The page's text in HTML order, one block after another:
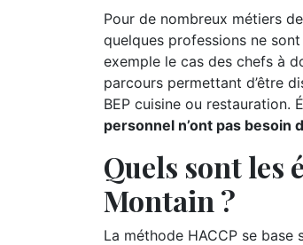
Pour de nombreux métiers
quelques professions ne
exemple le cas des chefs à
parcours permettant d’être
BEP cuisine ou restauration.
personnel n’ont pas besoin
Quels sont les
Montain ?
La méthode HACCP se base